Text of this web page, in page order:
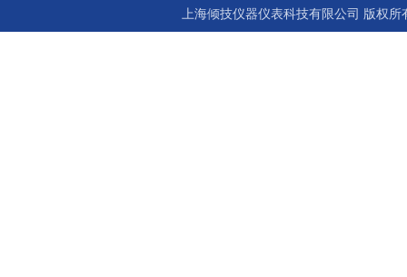
上海倾技仪器仪表科技有限公司 版权